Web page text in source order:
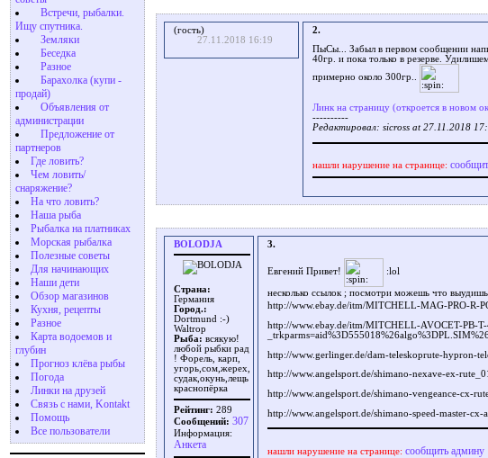
Встречи, рыбалки.
Ищу спутника.
Земляки
Беседка
Разное
Барахолка (купи -
продай)
Объявления от
администрации
Предложение от
партнеров
Где ловить?
Чем ловить/
снаряжение?
На что ловить?
Наша рыба
Рыбалка на платниках
Морская рыбалка
Полезные советы
Для начинающих
Наши дети
Обзор магазинов
Кухня, рецепты
Разное
Карта водоемов и
глубин
Прогноз клёва рыбы
Погода
Линки на друзей
Связь с нами, Kontakt
Помощь
Все пользователи
(гость)
27.11.2018 16:19
2.
ПыСы... Забыл в первом сообщении
40гр. и пока только в резерве.
примерно около 300гр..
Линк на страницу (откроется в новом
----------
Редактировал: sicross at 27.11.2018
нашли нарушение на странице:
BOLODJA
Страна:
Германия
Город.:
Dortmund :-)
Waltrop
Рыба: всякую!
любой рыбки рад
! Форель, карп,
угорь,сом,жерех,
судак,окунь,лещь
краснопёрка
Рейтинг: 289
Сообщений: 307
Информация:
Aнкета
3.
Евгений Привет!
несколько ссылок ; посмотри можешь что выудишь
http://www.ebay.de/itm/MITCHELL-MAG-PRO-R-
http://www.ebay.de/itm/MITCHELL-AVOCET-PB-
http://www.gerlinger.de/dam-teleskoprute-hypron-
http://www.angelsport.de/shimano-nexave-ex-
http://www.angelsport.de/shimano-vengeance-cx-
http://www.angelsport.de/shimano-speed-master-
нашли нарушение на странице: сообщить админу